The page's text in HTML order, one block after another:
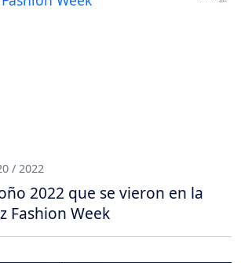
/ 2022
2022 que se vieron en la
Fashion Week